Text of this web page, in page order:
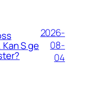
S ge
2026-
08-
04